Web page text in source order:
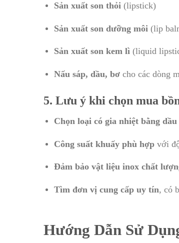
Sản xuất son thỏi(lipstick)
Sản xuất son dưỡng môi (lip
Sản xuất son kem lì(liquid
Nấu sáp, dầu, bơcho các dòng
5. Lưu ý khi chọn mua
Chọn loại có gia nhiệt bằng dầu
Công suất khuấy phù hợpvới
Đảm bảo vật liệu inox chất
Tìm đơn vị cung cấp uy tín, có
Hướng Dẫn Sử